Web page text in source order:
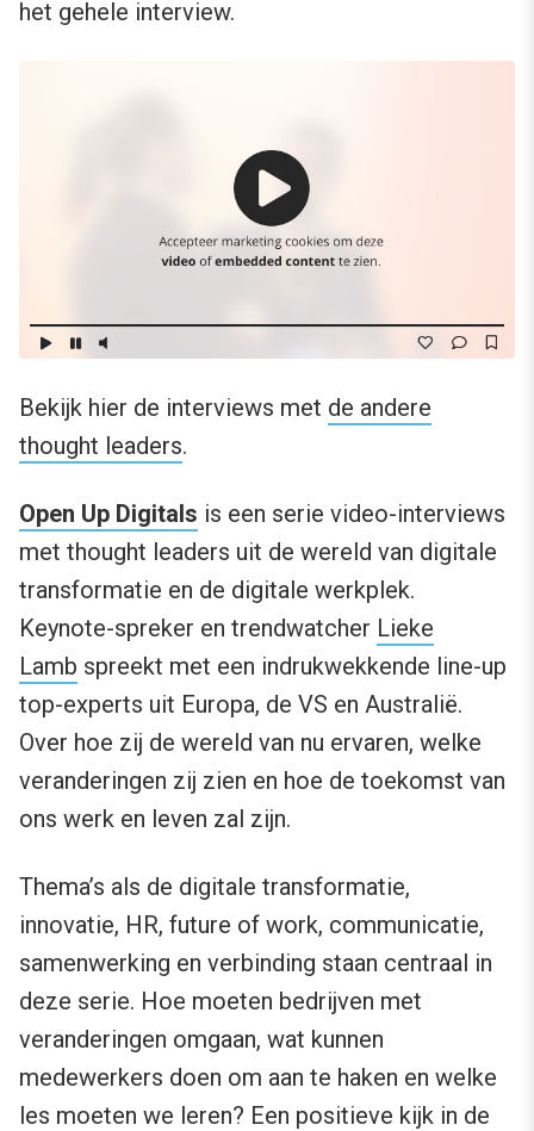
het gehele interview.
Bekijk hier de interviews met de andere
thought leaders.
Open Up Digitals is een serie video-interviews
met thought leaders uit de wereld van digitale
transformatie en de digitale werkplek.
Keynote-spreker en trendwatcher Lieke
Lamb spreekt met een indrukwekkende line-up
top-experts uit Europa, de VS en Australië.
Over hoe zij de wereld van nu ervaren, welke
veranderingen zij zien en hoe de toekomst van
ons werk en leven zal zijn.
Thema’s als de digitale transformatie,
innovatie, HR, future of work, communicatie,
samenwerking en verbinding staan centraal in
deze serie. Hoe moeten bedrijven met
veranderingen omgaan, wat kunnen
medewerkers doen om aan te haken en welke
les moeten we leren? Een positieve kijk in de